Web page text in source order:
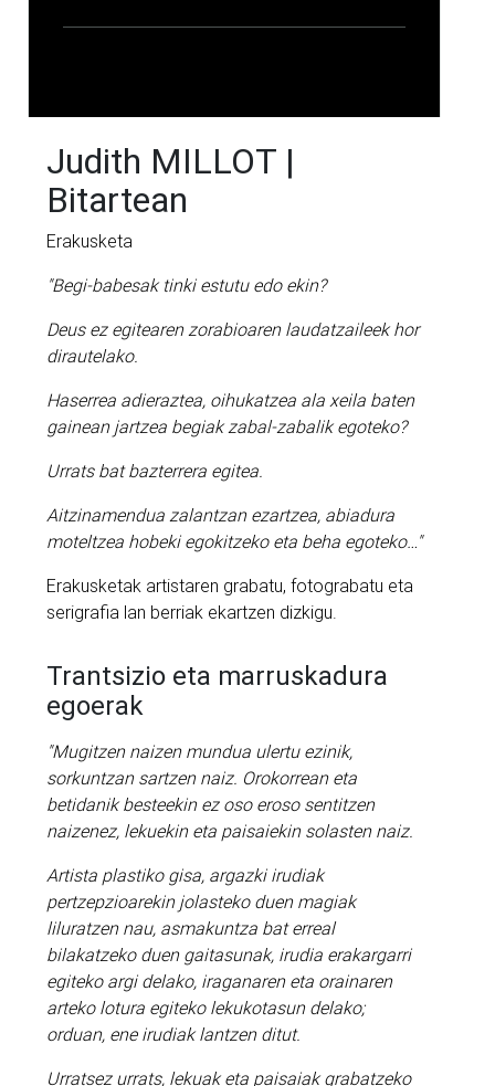
Judith MILLOT |
Bitartean
Erakusketa
"Begi-babesak tinki estutu edo ekin?
Deus ez egitearen zorabioaren laudatzaileek hor
dirautelako.
Haserrea adieraztea, oihukatzea ala xeila baten
gainean jartzea begiak zabal-zabalik egoteko?
Urrats bat bazterrera egitea.
Aitzinamendua zalantzan ezartzea, abiadura
moteltzea hobeki egokitzeko eta beha egoteko…"
Erakusketak artistaren grabatu, fotograbatu eta
serigrafia lan berriak ekartzen dizkigu.
Trantsizio eta marruskadura
egoerak
"Mugitzen naizen mundua ulertu ezinik,
sorkuntzan sartzen naiz. Orokorrean eta
betidanik besteekin ez oso eroso sentitzen
naizenez, lekuekin eta paisaiekin solasten naiz.
Artista plastiko gisa, argazki irudiak
pertzepzioarekin jolasteko duen magiak
liluratzen nau, asmakuntza bat erreal
bilakatzeko duen gaitasunak, irudia erakargarri
egiteko argi delako, iraganaren eta orainaren
arteko lotura egiteko lekukotasun delako;
orduan, ene irudiak lantzen ditut.
Urratsez urrats, lekuak eta paisaiak grabatzeko